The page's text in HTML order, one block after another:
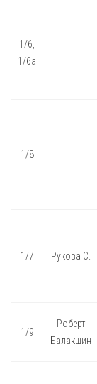
1/6,
1/6а
1/8
1/7 Рукова С.
1/9
Роберт
Балакшин